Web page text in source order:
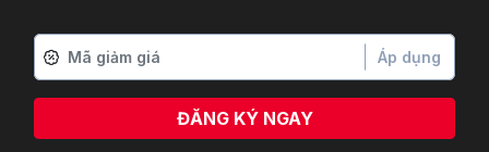
Áp dụng
ĐĂNG KÝ NGAY